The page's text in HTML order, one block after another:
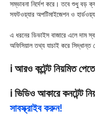
সম্ভাবনা নির্দেশ করে। তবে শুধু বড়
সফটওয়্যার অপটিমাইজেশন ও
এ ধরনের ডিভাইস বাজারে এলে দাম
অফিসিয়াল তথ্য যাচাই করে সিদ্ধান্ত
ℹ️ আরও কন্টেন্ট নিয়মিত
ℹ️ ভিডিও আকারে কনটেন্ট
সাবস্ক্রাইব করুন!